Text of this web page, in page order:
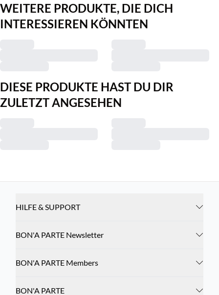
WEITERE PRODUKTE, DIE DICH
INTERESSIEREN KÖNNTEN
DIESE PRODUKTE HAST DU DIR
ZULETZT ANGESEHEN
HILFE & SUPPORT
BON'A PARTE Newsletter
BON'A PARTE Members
BON'A PARTE